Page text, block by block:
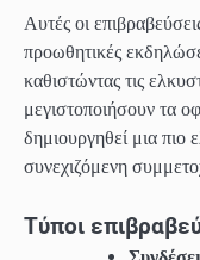
Αυτές οι
προωθητικές
καθιστώντας τις
μεγιστοποιήσουν τα
δημιουργηθεί μια πιο
συνεχιζόμενη
Τύποι